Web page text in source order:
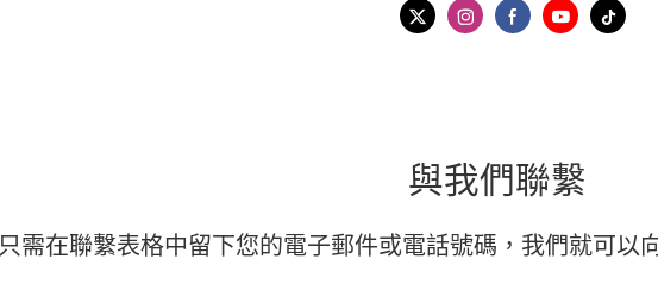
與我們聯繫
只需在聯繫表格中留下您的電子郵件或電話號碼，我們就可以